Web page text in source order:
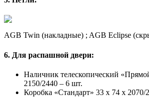
AGB Twin (накладные) ; AGB Eclipse
6. Для распашной двери:
Наличник телескопический
2150/2440 – 6 шт.
Коробка «Стандарт» 33 х 74 х 2070/